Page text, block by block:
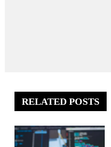
RELATED POSTS